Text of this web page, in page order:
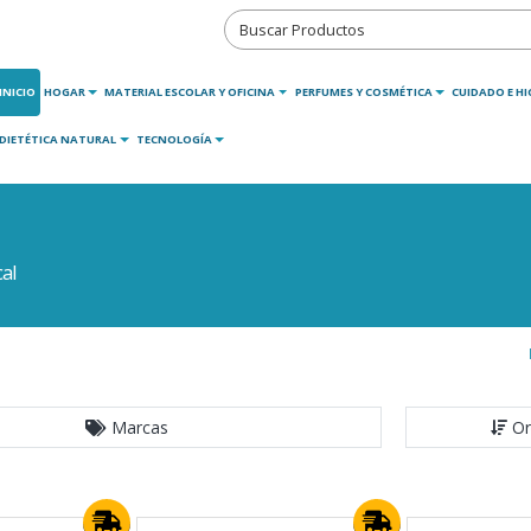
INICIO HOGAR MATERIAL ESCOLAR Y OFICINA PERFUMES Y COSMÉTICA CUIDADO E
DIETÉTICA NATURAL TECNOLOGÍA
Marcas